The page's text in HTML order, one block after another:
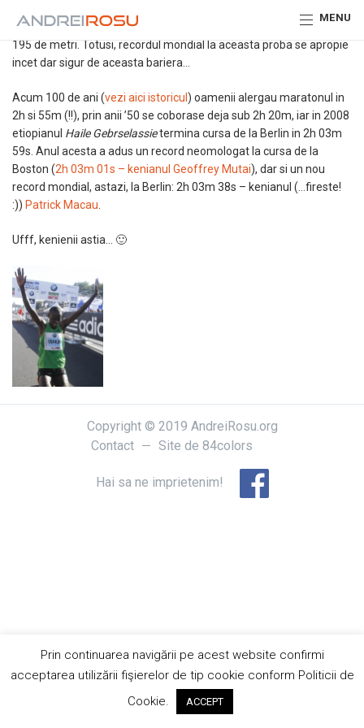
MENU
omul sa alerge in mai putin de 2 ore distanta de 42 de kilometri si
195 de metri. Totusi, recordul mondial la aceasta proba se apropie
incet dar sigur de aceasta bariera…
Acum 100 de ani (vezi aici istoricul ) oamenii alergau maratonul in
2h si 55m (!!), prin anii ’50 se coborase deja sub 2h 20m, iar in 2008
etiopianul Haile Gebrselassietermina cursa de la Berlin in 2h 03m
59s. Anul acesta a adus un record neomologat la cursa de la
Boston (2h 03m 01s – kenianul Geoffrey Mutai), dar si un nou
record mondial, astazi, la Berlin: 2h 03m 38s – kenianul (…fireste!
:)) Patrick Macau
Ufff, kenienii astia… 🙂
Copyright © 2019 AndreiRosu.org
Contact
Site de 84colors
Hai sa ne imprietenim!
Prin continuarea navigării pe acest website confirmi
acceptarea utilizării fişierelor de tip cookie conform Politicii de
Cookie.
ACCEPT